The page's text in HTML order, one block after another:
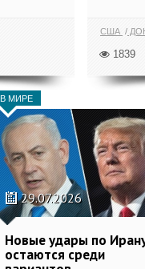
США
1839
В МИРЕ
29.07.2026
Новые удары по
остаются среди